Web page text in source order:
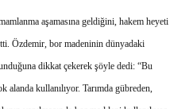
aşamasına geldiğini, hakem heyeti
Özdemir, bor madeninin dünyadaki
dikkat çekerek şöyle dedi: “Bu
alanda kullanılıyor. Tarımda gübreden,